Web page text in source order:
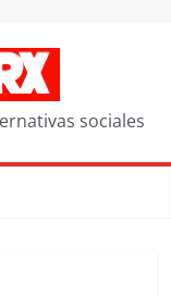
sociales